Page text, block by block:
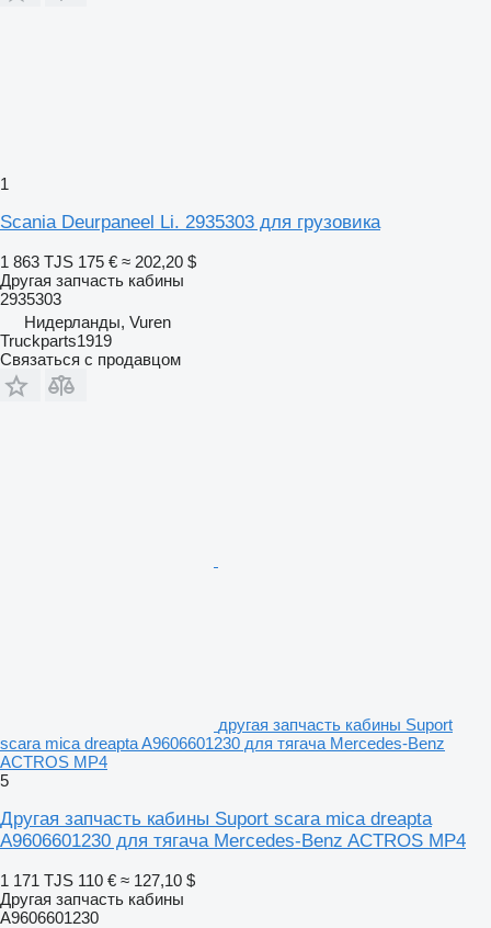
1
Scania Deurpaneel Li. 2935303 для грузовика
1 863 TJS 175 € ≈ 202,20 $
Другая запчасть кабины
2935303
Нидерланды, Vuren
Truckparts1919
Связаться с продавцом
другая запчасть кабины Suport
scara mica dreapta A9606601230 для тягача Mercedes-Benz
ACTROS MP4
5
Другая запчасть кабины Suport scara mica dreapta
A9606601230 для тягача Mercedes-Benz ACTROS MP4
1 171 TJS 110 € ≈ 127,10 $
Другая запчасть кабины
A9606601230